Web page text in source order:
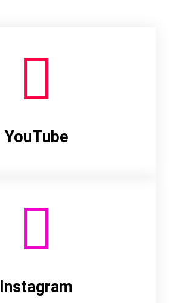
YouTube
Instagram